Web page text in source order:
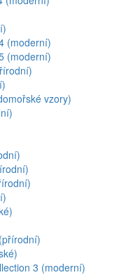
(moderní)
(moderní)
vzory)
3 (moderní)